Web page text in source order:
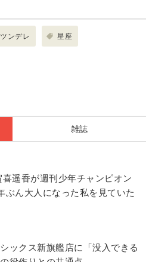
ツンデレ 星座
雑誌
遥香が週刊少年チャンピオン
ぶん大人になった私を見ていた
ックス新旗艦店に「没入できる